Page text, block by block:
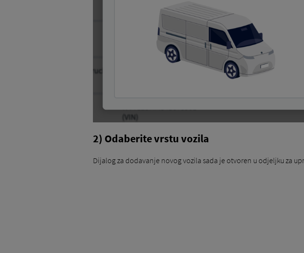
2) Odaberite vrstu vozila
Dijalog za dodavanje novog vozila sada je otvoren u odjeljku za